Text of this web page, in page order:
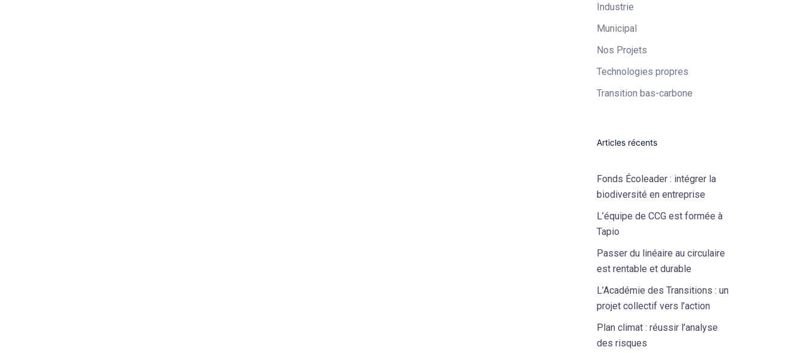
Industrie​
Municipal​
Nos Projets
Technologies propres​
Transition bas-carbone
Articles récents
Fonds Écoleader : intégrer la
biodiversité en entreprise
L’équipe de CCG est formée à
Tapio
Passer du linéaire au circulaire
est rentable et durable
L’Académie des Transitions : un
projet collectif vers l’action
Plan climat : réussir l’analyse
des risques